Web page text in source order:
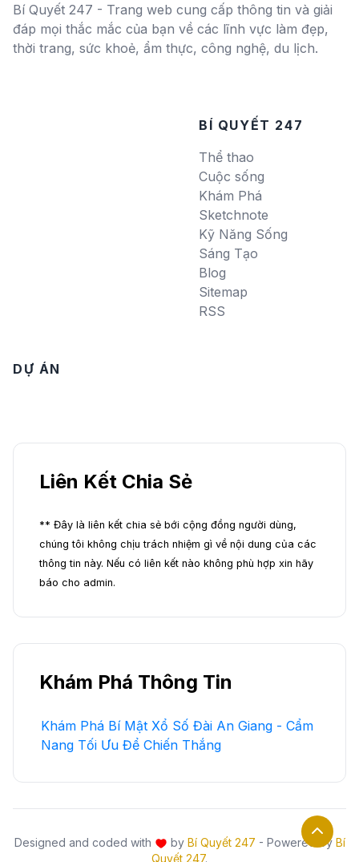
Bí Quyết 247 - Trang web cung cấp thông tin và giải
đáp mọi thắc mắc của bạn về các lĩnh vực làm đẹp,
thời trang, sức khoẻ, ẩm thực, công nghệ, du lịch.
BÍ QUYẾT 247
Thể thao
Cuộc sống
Khám Phá
Sketchnote
Kỹ Năng Sống
Sáng Tạo
Blog
Sitemap
RSS
DỰ ÁN
Liên Kết Chia Sẻ
** Đây là liên kết chia sẻ bới cộng đồng người dùng,
chúng tôi không chịu trách nhiệm gì về nội dung của các
thông tin này. Nếu có liên kết nào không phù hợp xin hãy
báo cho admin.
Khám Phá Thông Tin
Khám Phá Bí Mật Xổ Số Đài An Giang - Cẩm
Nang Tối Ưu Để Chiến Thắng
Designed and coded with by Bí Quyết 247 - Powered by Bí
Quyết 247.